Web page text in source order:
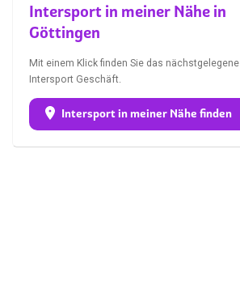
Intersport in meiner Nähe in
Göttingen
Mit einem Klick finden Sie das nächstgelegene
Intersport Geschäft.
Intersport in meiner Nähe finden